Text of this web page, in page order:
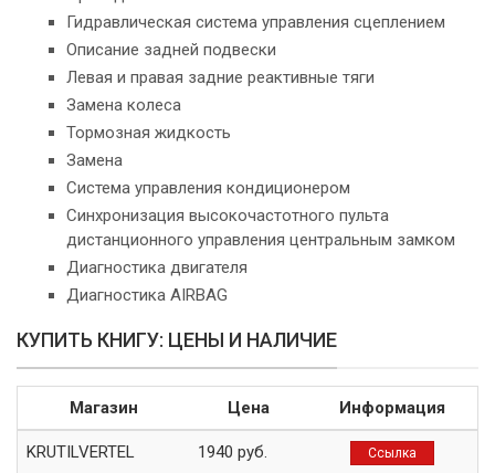
Гидравлическая система управления сцеплением
Описание задней подвески
Левая и правая задние реактивные тяги
Замена колеса
Тормозная жидкость
Замена
Система управления кондиционером
Синхронизация высокочастотного пульта
дистанционного управления центральным замком
Диагностика двигателя
Диагностика AIRBAG
КУПИТЬ КНИГУ: ЦЕНЫ И НАЛИЧИЕ
Магазин Цена Информация
KRUTILVERTEL 1940 руб. Ссылка